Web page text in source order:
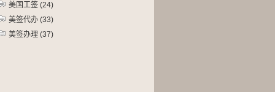
美国工签 (24)
美签代办 (33)
美签办理 (37)